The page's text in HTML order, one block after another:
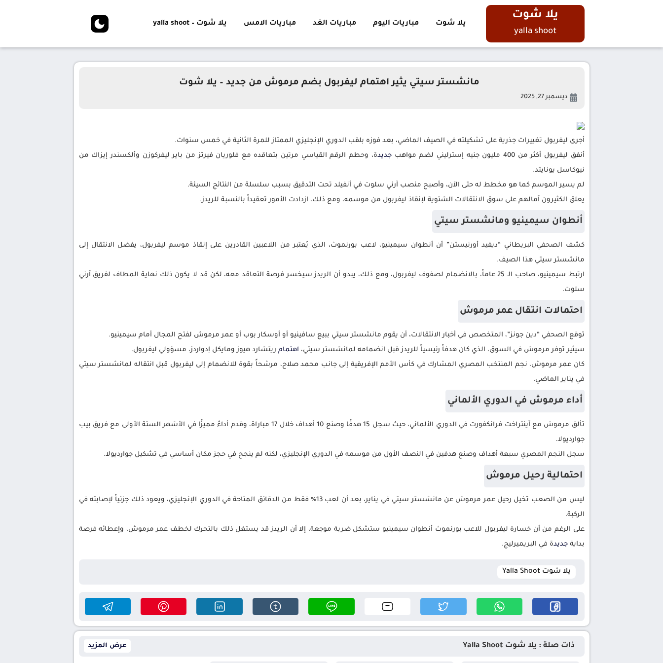
يلا شوت
yalla shoot
يلا شوت مباريات اليوم مباريات الغد مباريات الامس يلا شوت – yalla shoot
مانشستر سيتي يثير اهتمام ليفربول بضم مرموش من جديد – يلا شوت
ديسمبر 27, 2025
أجرى ليفربول تغييرات جذرية على تشكيلته في الصيف الماضي، بعد فوزه بلقب الدوري الإنجليزي الممتاز للمرة الثانية في خمس سنوات.
أنفق ليفربول أكثر من 400 مليون جنيه إسترليني لضم مواهب
جديدة، وحطم الرقم القياسي مرتين بتعاقده مع فلوريان فيرتز من باير ليفركوزن وألكسندر إيزاك من
نيوكاسل يونايتد.
لم يسير الموسم كما هو مخطط له حتى الآن، وأصبح منصب آرني سلوت في أنفيلد تحت التدقيق بسبب سلسلة من النتائج السيئة.
يعلق الكثيرون آمالهم على سوق الانتقالات الشتوية لإنقاذ ليفربول من موسمه، ومع ذلك، ازدادت الأمور تعقيداً بالنسبة للريدز.
أنطوان سيمينيو ومانشستر سيتي
كشف الصحفي البريطاني “ديفيد أورنيستن” أن أنطوان سيمينيو، لاعب بورنموث، الذي يُعتبر من اللاعبين القادرين على إنقاذ موسم ليفربول، يفضل الانتقال إلى
مانشستر سيتي هذا الصيف.
ارتبط سيمينيو، صاحب الـ 25 عاماً، بالانضمام لصفوف ليفربول، ومع ذلك، يبدو أن الريدز سيخسر فرصة التعاقد معه، لكن قد لا يكون ذلك نهاية المطاف لفريق آرني
سلوت.
احتمالات انتقال عمر مرموش
توقع الصحفي “دين جونز”، المتخصص في أخبار الانتقالات، أن يقوم مانشستر سيتي ببيع سافينيو أو أوسكار بوب أو عمر مرموش لفتح المجال أمام سيمينيو.
سيثير توفر مرموش في السوق، الذي كان هدفاً رئيسياً للريدز قبل انضمامه لمانشستر سيتي، اهتمام ريتشارد هيوز ومايكل إدواردز، مسؤولي ليفربول.
كان عمر مرموش، نجم المنتخب المصري المشارك في كأس الأمم الإفريقية إلى جانب محمد صلاح، مرشحاً بقوة للانضمام إلى ليفربول قبل انتقاله لمانشستر سيتي
في يناير الماضي.
أداء مرموش في الدوري الألماني
تألق مرموش مع آينتراخت فرانكفورت في الدوري الألماني، حيث سجل 15 هدفًا وصنع 10 أهداف خلال 17 مباراة، وقدم أداءً مميزًا في الأشهر الستة الأولى مع فريق بيب
جوارديولا.
سجل النجم المصري سبعة أهداف وصنع هدفين في النصف الأول من موسمه في الدوري الإنجليزي، لكنه لم ينجح في حجز مكان أساسي في تشكيل جوارديولا.
احتمالية رحيل مرموش
ليس من الصعب تخيل رحيل عمر مرموش عن مانشستر سيتي في يناير، بعد أن لعب 13% فقط من الدقائق المتاحة في الدوري الإنجليزي، ويعود ذلك جزئياً لإصابته في
الركبة.
على الرغم من أن خسارة ليفربول للاعب بورنموث أنطوان سيمينيو ستشكل ضربة موجعة، إلا أن الريدز قد يستغل ذلك بالتحرك لخطف عمر مرموش، وإعطائه فرصة
بدايةجديدة في البريميرليج.
يلا شوت Yalla Shoot
ذات صلة : يلا شوت Yalla Shoot عرض المزيد